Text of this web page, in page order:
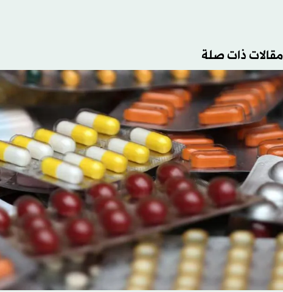
مقالات ذات صلة